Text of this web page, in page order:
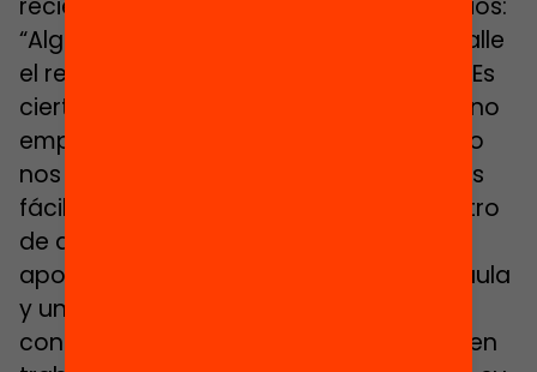
recientemente el mismo tipo de prejuicios:
“Algunos padres tienen miedo de que falle
el rendimiento académico de sus hijos. Es
cierto que cuando llega un nuevo alumno
empezamos de cero con él y a veces no
nos podemos ni comunicar con él. No es
fácil. Pero precisamente por ser un centro
de alta complejidad tenemos mucho
apoyo en la acogida, menos ratio por aula
y un profesorado que vive en un reto
continuo por innovar y demostrar el buen